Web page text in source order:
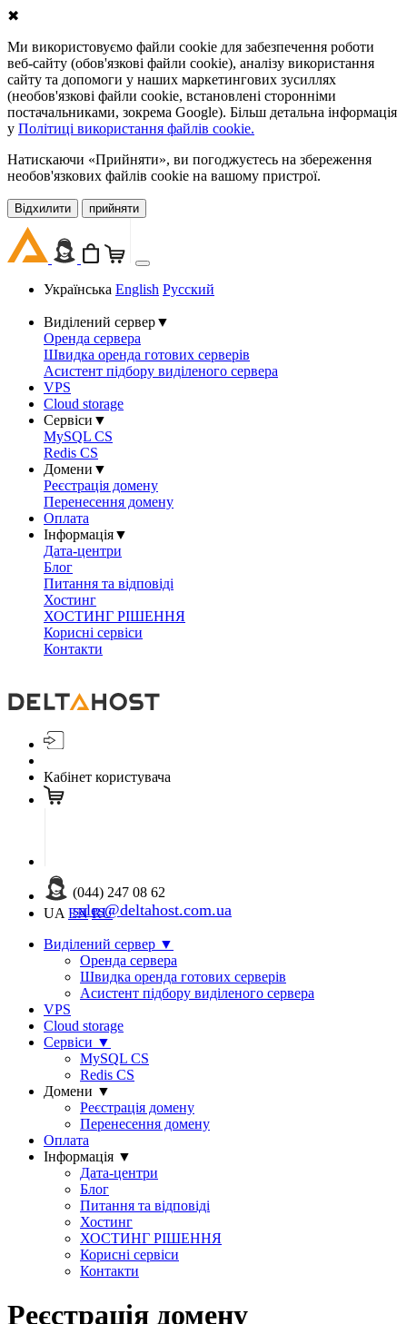
✖
Ми використовуємо файли cookie для забезпечення роботи
веб-сайту (обов'язкові файли cookie), аналізу використання
сайту та допомоги у наших маркетингових зусиллях
(необов'язкові файли cookie, встановлені сторонніми
постачальниками, зокрема Google). Більш детальна інформація
у Політиці використання файлів cookie.
Натискаючи «Прийняти», ви погоджуєтесь на збереження
необов'язкових файлів cookie на вашому пристрої.
Відхилити прийняти
Українська English Русский
Виділений сервер▼
Оренда сервера
Швидка оренда готових серверів
Асистент підбору виділеного сервера
VPS
Cloud storage
Сервіси ▼
MySQL CS
Redis CS
Домени ▼
Реєстрація домену
Перенесення домену
Оплата
Інформація▼
Дата-центри
Блог
Питання та відповіді
Хостинг
ХОСТИНГ РІШЕННЯ
Корисні сервіси
Контакти
Кабінет користувача
(044) 247 08 62
sales@deltahost.com.ua
UA EN RU
Виділений сервер ▼
Оренда сервера
Швидка оренда готових серверів
Асистент підбору виділеного сервера
VPS
Cloud storage
Сервіси ▼
MySQL CS
Redis CS
Домени ▼
Реєстрація домену
Перенесення домену
Оплата
Інформація ▼
Дата-центри
Блог
Питання та відповіді
Хостинг
ХОСТИНГ РІШЕННЯ
Корисні сервіси
Контакти
Реєстрація домену